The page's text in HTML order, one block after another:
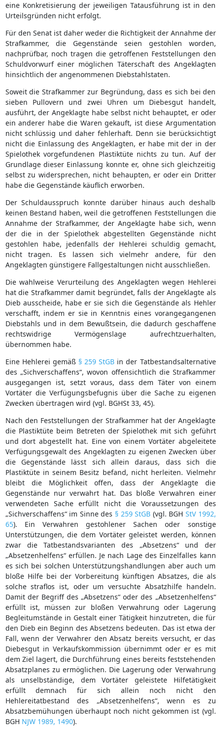
eine Konkretisierung der jeweiligen Tatausführung ist in den
Urteilsgründen nicht erfolgt.
Für den Senat ist daher weder die Richtigkeit der Annahme der
Strafkammer, die Gegenstände seien gestohlen worden,
nachprüfbar, noch tragen die getroffenen Feststellungen den
Schuldvorwurf einer möglichen Täterschaft des Angeklagten
hinsichtlich der angenommenen Diebstahlstaten.
Soweit die Strafkammer zur Begründung, dass es sich bei den
sieben Pullovern und zwei Uhren um Diebesgut handelt,
ausführt, der Angeklagte habe selbst nicht behauptet, er oder
ein anderer habe die Waren gekauft, ist diese Argumentation
nicht schlüssig und daher fehlerhaft. Denn sie berücksichtigt
nicht die Einlassung des Angeklagten, er habe mit der in der
Spielothek vorgefundenen Plastiktüte nichts zu tun. Auf der
Grundlage dieser Einlassung konnte er, ohne sich gleichzeitig
selbst zu widersprechen, nicht behaupten, er oder ein Dritter
habe die Gegenstände käuflich erworben.
Der Schuldausspruch konnte darüber hinaus auch deshalb
keinen Bestand haben, weil die getroffenen Feststellungen die
Annahme der Strafkammer, der Angeklagte habe sich, wenn
der die in der Spielothek abgestellten Gegenstände nicht
gestohlen habe, jedenfalls der Hehlerei schuldig gemacht,
nicht tragen. Es lassen sich vielmehr andere, für den
Angeklagten günstigere Fallgestaltungen nicht ausschließen.
Die wahlweise Verurteilung des Angeklagten wegen Hehlerei
hat die Strafkammer damit begründet, falls der Angeklagte als
Dieb ausscheide, habe er sie sich die Gegenstände als Hehler
verschafft, indem er sie in Kenntnis eines vorangegangenen
Diebstahls und in dem Bewußtsein, die dadurch geschaffene
rechtswidrige Vermögenslage aufrechtzuerhalten,
übernommen habe.
Eine Hehlerei gemäß § 259 StGB in der Tatbestandsalternative
des „Sichverschaffens“, wovon offensichtlich die Strafkammer
ausgegangen ist, setzt voraus, dass dem Täter von einem
Vortäter die Verfügungsbefugnis über die Sache zu eigenen
Zwecken übertragen wird (vgl. BGHSt 33, 45).
Nach den Feststellungen der Strafkammer hat der Angeklagte
die Plastiktüte beim Betreten der Spielothek mit sich geführt
und dort abgestellt hat. Eine von einem Vortäter abgeleitete
Verfügungsgewalt des Angeklagten zu eigenen Zwecken über
die Gegenstände lässt sich allein daraus, dass sich die
Plastiktüte in seinem Besitz befand, nicht herleiten. Vielmehr
bleibt die Möglichkeit offen, dass der Angeklagte die
Gegenstände nur verwahrt hat. Das bloße Verwahren einer
verwendeten Sache erfüllt nicht die Voraussetzungen des
„Sichverschaffens“ im Sinne des § 259 StGB (vgl. BGH StV 1992,
65). Ein Verwahren gestohlener Sachen oder sonstige
Unterstützungen, die dem Vortäter geleistet werden, können
zwar die Tatbestandsvarianten des „Absetzens“ und der
„Absetzenhelfens“ erfüllen. Je nach Lage des Einzelfalles kann
es sich bei solchen Unterstützungshandlungen aber auch um
bloße Hilfe bei der Vorbereitung künftigen Absatzes, die als
solche straflos ist, oder um versuchte Absatzhilfe handeln.
Damit der Begriff des „Absetzens“ oder des „Absetzenhelfens“
erfüllt ist, müssen zur bloßen Verwahrung oder Lagerung
Begleitumstände in Gestalt einer Tätigkeit hinzutreten, die für
den Dieb ein Beginn des Absetzens bedeuten. Das ist etwa der
Fall, wenn der Verwahrer den Absatz bereits versucht, er das
Diebesgut in Verkaufskommission übernimmt oder er es mit
dem Ziel lagert, die Durchführung eines bereits feststehenden
Absatzplanes zu ermöglichen. Die Lagerung oder Verwahrung
als unselbständige, dem Vortäter geleistete Hilfetätigkeit
erfüllt demnach für sich allein noch nicht den
Hehlereitatbestand des „Absetzenhelfens“, wenn es zu
Absatzbemühungen überhaupt noch nicht gekommen ist (vgl.
BGH NJW 1989, 1490).